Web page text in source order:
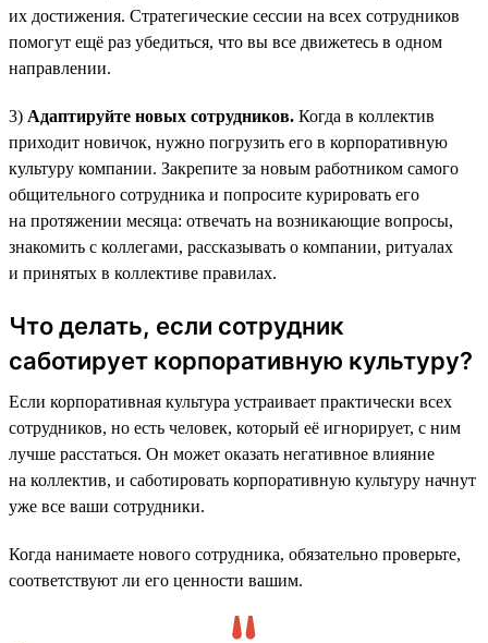
их достижения. Стратегические сессии на всех сотрудников
помогут ещё раз убедиться, что вы все движетесь в одном
направлении.
3) Адаптируйте новых сотрудников. Когда в коллектив
приходит новичок, нужно погрузить его в корпоративную
культуру компании. Закрепите за новым работником самого
общительного сотрудника и попросите курировать его
на протяжении месяца: отвечать на возникающие вопросы,
знакомить с коллегами, рассказывать о компании, ритуалах
и принятых в коллективе правилах.
Что делать, если сотрудник
саботирует корпоративную культуру?
Если корпоративная культура устраивает практически всех
сотрудников, но есть человек, который её игнорирует, с ним
лучше расстаться. Он может оказать негативное влияние
на коллектив, и саботировать корпоративную культуру начнут
уже все ваши сотрудники.
Когда нанимаете нового сотрудника, обязательно проверьте,
соответствуют ли его ценности вашим.